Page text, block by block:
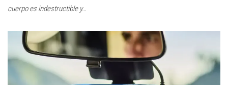
cuerpo es indestructible y…